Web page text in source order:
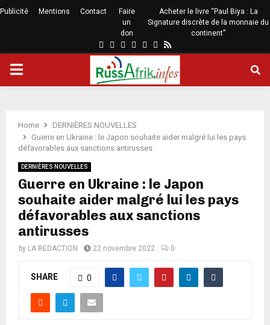
Publicité Mentions Contact
Faire
un
don
Acheter le livre “Paul Biya : La
Signature discrète de la monnaie du
continent”
Home
DERNIÈRES NOUVELLES
Guerre en Ukraine : le Japon souhaite aider malgré lui les pays
défavorables aux sanctions antirusses
DERNIÈRES NOUVELLES
Guerre en Ukraine : le Japon
souhaite aider malgré lui les pays
défavorables aux sanctions
antirusses
by LA REDACTION 22 novembre 2022 0
SHARE 0